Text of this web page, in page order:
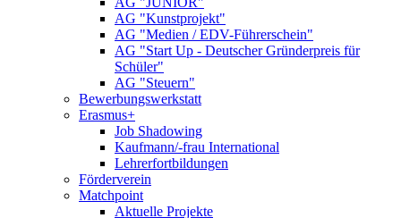
AG "Kunstprojekt"
AG "Medien / EDV-Führerschein"
AG "Start Up - Deutscher Gründerpreis für
Schüler"
AG "Steuern"
Bewerbungswerkstatt
Erasmus+
Job Shadowing
Kaufmann/-frau International
Lehrerfortbildungen
Förderverein
Matchpoint
Aktuelle Projekte